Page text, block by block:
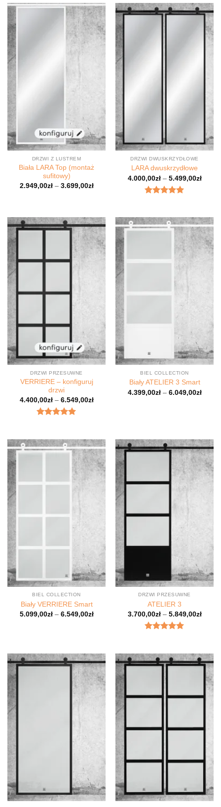
DRZWI Z LUSTREM
Biała LARA Top (montaż
sufitowy)
2.949,00zł– 3.699,00zł
DRZWI DWUSKRZYDŁOWE
LARA dwuskrzydłowe
4.000,00zł– 5.499,00zł
DRZWI PRZESUWNE
VERRIERE – konfiguruj
drzwi
4.400,00zł– 6.549,00zł
BIEL COLLECTION
Biały ATELIER 3 Smart
4.399,00zł– 6.049,00zł
BIEL COLLECTION
Biały VERRIERE Smart
5.099,00zł– 6.549,00zł
DRZWI PRZESUWNE
ATELIER 3
3.700,00zł– 5.849,00zł